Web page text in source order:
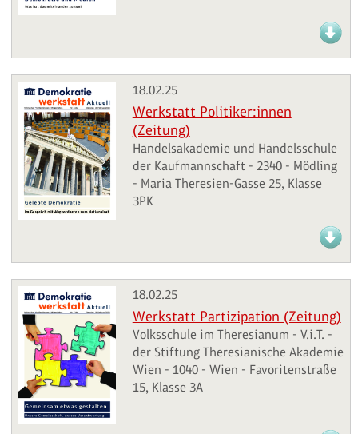
18.02.25
Werkstatt Politiker:innen
(Zeitung)
Handelsakademie und Handelsschule
der Kaufmannschaft - 2340 - Mödling
- Maria Theresien-Gasse 25, Klasse
3PK
18.02.25
Werkstatt Partizipation (Zeitung)
Volksschule im Theresianum - V.i.T. -
der Stiftung Theresianische Akademie
Wien - 1040 - Wien - Favoritenstraße
15, Klasse 3A